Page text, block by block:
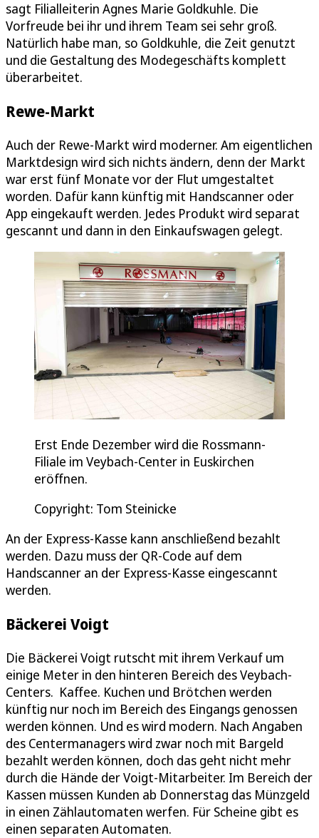
sagt Filialleiterin Agnes Marie Goldkuhle. Die
Vorfreude bei ihr und ihrem Team sei sehr groß.
Natürlich habe man, so Goldkuhle, die Zeit genutzt
und die Gestaltung des Modegeschäfts komplett
überarbeitet.
Rewe-Markt
Auch der Rewe-Markt wird moderner. Am eigentlichen
Marktdesign wird sich nichts ändern, denn der Markt
war erst fünf Monate vor der Flut umgestaltet
worden. Dafür kann künftig mit Handscanner oder
App eingekauft werden. Jedes Produkt wird separat
gescannt und dann in den Einkaufswagen gelegt.
Erst Ende Dezember wird die Rossmann-
Filiale im Veybach-Center in Euskirchen
eröffnen.
Copyright: Tom Steinicke
An der Express-Kasse kann anschließend bezahlt
werden. Dazu muss der QR-Code auf dem
Handscanner an der Express-Kasse eingescannt
werden.
Bäckerei Voigt
Die Bäckerei Voigt rutscht mit ihrem Verkauf um
einige Meter in den hinteren Bereich des Veybach-
Centers. Kaffee. Kuchen und Brötchen werden
künftig nur noch im Bereich des Eingangs genossen
werden können. Und es wird modern. Nach Angaben
des Centermanagers wird zwar noch mit Bargeld
bezahlt werden können, doch das geht nicht mehr
durch die Hände der Voigt-Mitarbeiter. Im Bereich der
Kassen müssen Kunden ab Donnerstag das Münzgeld
in einen Zählautomaten werfen. Für Scheine gibt es
einen separaten Automaten.